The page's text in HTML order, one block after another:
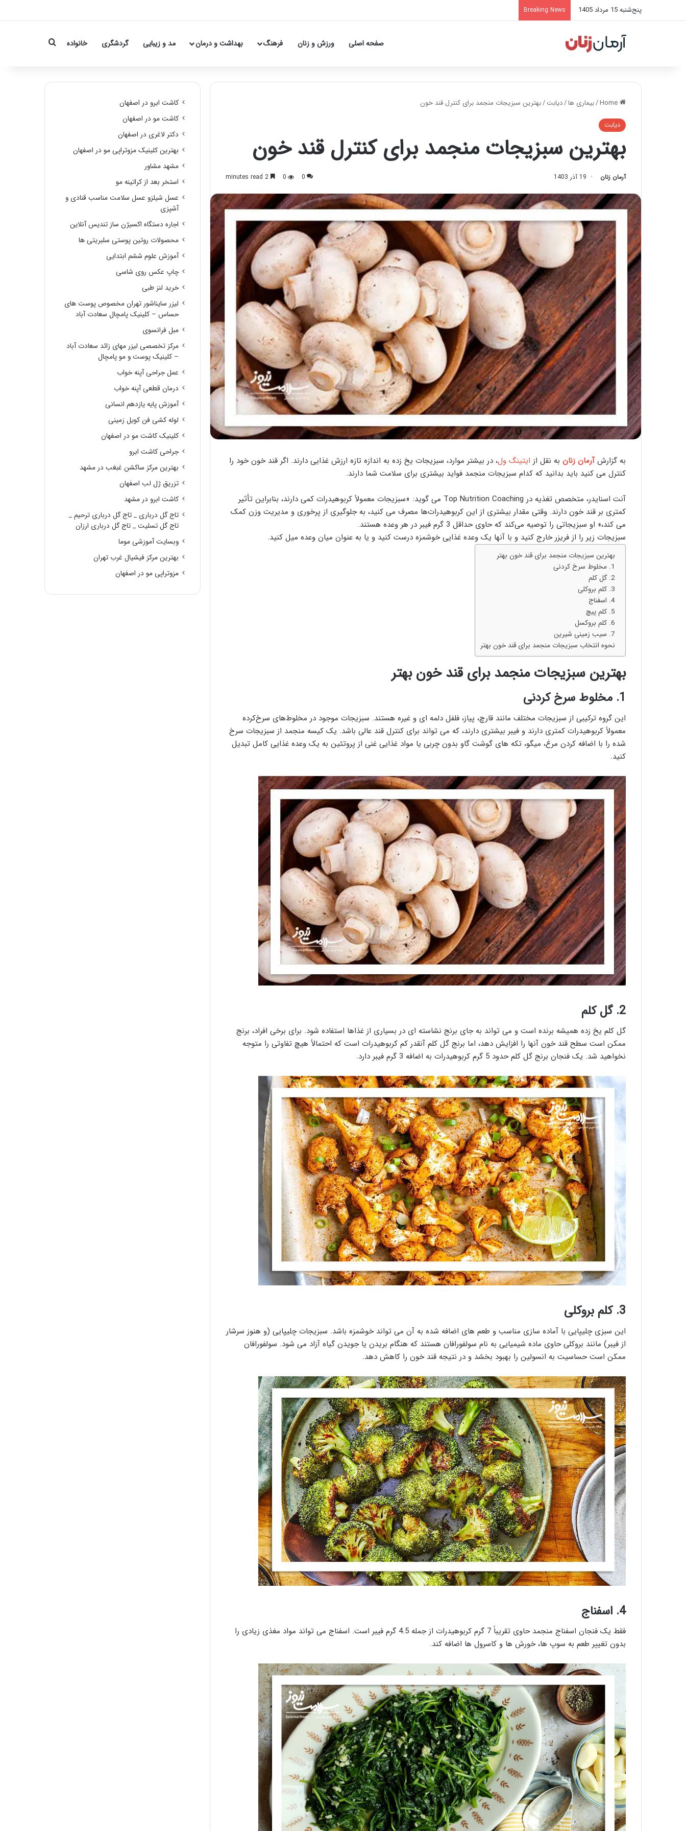
پنج‌شنبه 15 مرداد 1405 Breaking News
صفحه اصلی ورزش و زنان فرهنگ بهداشت و درمان مد و زیبایی گردشگری خانواده Search for
/بیماری ها/دیابت/بهترین سبزیجات منجمد برای کنترل قند خون
دیابت
بهترین سبزیجات منجمد برای کنترل قند خون
آرمان زنان 19 آذر 1403 0
0
به گزارشآرمان زنان به نقل از ایتینگ ول، در بیشتر موارد، سبزیجات یخ زده به اندازه تازه ارزش غذایی دارند. اگر قند خون خود را
کنترل می کنید باید بدانید که کدام سبزیجات منجمد فواید بیشتری برای سلامت شما دارند.
آنت اسنایدر، متخصص تغذیه در Top Nutrition Coaching می گوید: «سبزیجات معمولاً کربوهیدرات کمی دارند، بنابراین تأثیر
کمتری بر قند خون دارند. وقتی مقدار بیشتری از این کربوهیدرات‌ها مصرف می کنید، به جلوگیری از پرخوری و مدیریت وزن کمک
می کند،» او سبزیجاتی را توصیه می‌کند که حاوی حداقل 3 گرم فیبر در هر وعده هستند.
سبزیجات زیر را از فریزر خارج کنید و با آنها یک وعده غذایی خوشمزه درست کنید و یا به عنوان میان وعده میل کنید.
بهترین سبزیجات منجمد برای قند خون بهتر
1. مخلوط سرخ کردنی
2. گل کلم
3. کلم بروکلی
4. اسفناج
5. کلم پیچ
6. کلم بروکسل
7. سیب زمینی شیرین
نحوه انتخاب سبزیجات منجمد برای قند خون بهتر
بهترین سبزیجات منجمد برای قند خون بهتر
1. مخلوط سرخ کردنی
این گروه ترکیبی از سبزیجات مختلف مانند قارچ، پیاز، فلفل دلمه ای و غیره هستند. سبزیجات موجود در مخلوط‌های سرخ‌کرده
معمولاً کربوهیدرات کمتری دارند و فیبر بیشتری دارند، که می تواند برای کنترل قند عالی باشد. یک کیسه منجمد از سبزیجات سرخ
شده را با اضافه کردن مرغ، میگو، تکه های گوشت گاو بدون چربی یا مواد غذایی غنی از پروتئین به یک وعده غذایی کامل تبدیل
کنید.
2. گل کلم
گل کلم یخ زده همیشه برنده است و می تواند به جای برنج نشاسته ای در بسیاری از غذاها استفاده شود. برای برخی افراد، برنج
ممکن است سطح قند خون آنها را افزایش دهد، اما برنج گل کلم آنقدر کم کربوهیدرات است که احتمالاً هیچ تفاوتی را متوجه
نخواهید شد. یک فنجان برنج گل کلم حدود 5 گرم کربوهیدرات به اضافه 3 گرم فیبر دارد.
3. کلم بروکلی
این سبزی چلیپایی با آماده سازی مناسب و طعم های اضافه شده به آن می تواند خوشمزه باشد. سبزیجات چلیپایی (و هنوز سرشار
از فیبر) مانند بروکلی حاوی ماده شیمیایی به نام سولفورافان هستند که هنگام بریدن یا جویدن گیاه آزاد می شود. سولفورافان
ممکن است حساسیت به انسولین را بهبود بخشد و در نتیجه قند خون را کاهش دهد.
4. اسفناج
فقط یک فنجان اسفناج منجمد حاوی تقریباً 7 گرم کربوهیدرات از جمله 4.5 گرم فیبر است. اسفناج می تواند مواد مغذی زیادی را
بدون تغییر طعم به سوپ ها، خورش ها و کاسرول ها اضافه کند.
کاشت ابرو در اصفهان
کاشت مو در اصفهان
دکتر لاغری در اصفهان
بهترین کلینیک مزوتراپی مو در اصفهان
مشهد مشاور
استخر بعد از کراتینه مو
عسل شیلزو عسل سلامت مناسب قنادی و
آشپزی
اجاره دستگاه اکسیژن ساز تندیس آنلاین
محصولات روتین پوستی سلبریتی ها
آموزش علوم ششم ابتدایی
چاپ عکس روی شاسی
خرید لنز طبی
لیزر سایناشور تهران مخصوص پوست های
حساس – کلینیک پامچال سعادت آباد
مبل فرانسوی
مرکز تخصصی لیزر مهای زائد سعادت آباد
– کلینیک پوست و مو پامچال
عمل جراحی آپنه خواب
درمان قطعی آپنه خواب
آموزش پایه یازدهم انسانی
لوله کشی فن کویل زمینی
کلینیک کاشت مو در اصفهان
جراحی کاشت ابرو
بهترین مرکز ساکشن غبغب در مشهد
تزریق ژل لب اصفهان
کاشت ابرو در مشهد
تاج گل درباری _ تاج گل درباری ترحیم _
تاج گل تسلیت _ تاج گل درباری ارزان
وبسایت آموزشی موما
بهترین مرکز فیشیال غرب تهران
مزوتراپی مو در اصفهان